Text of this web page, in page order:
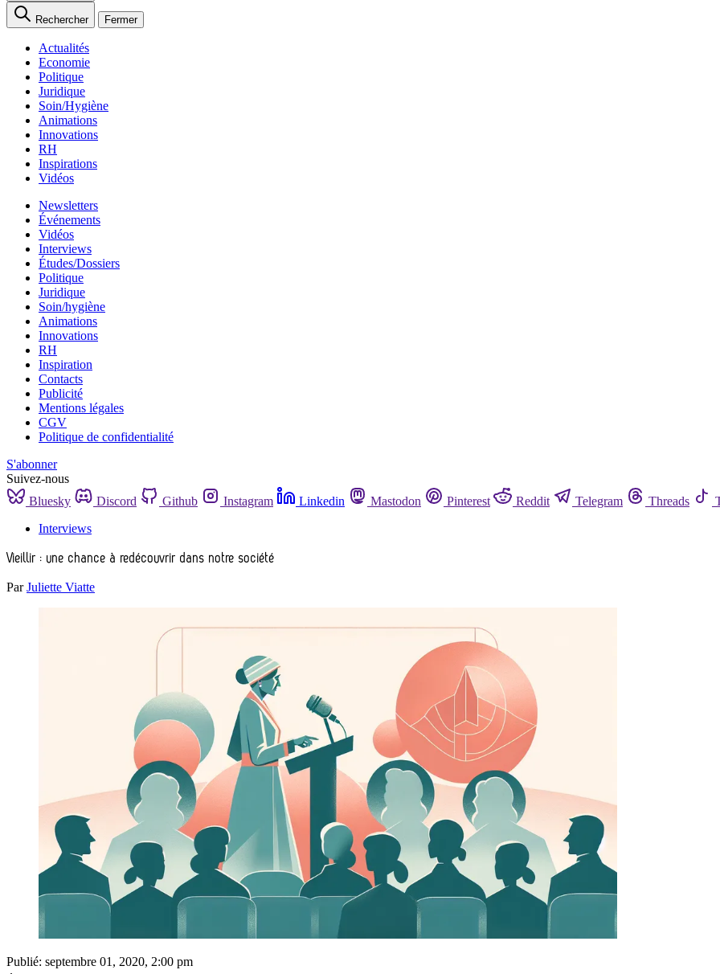
Rechercher Fermer
Actualités
Economie
Politique
Juridique
Soin/Hygiène
Animations
Innovations
RH
Inspirations
Vidéos
Newsletters
Événements
Vidéos
Interviews
Études/Dossiers
Politique
Juridique
Soin/hygiène
Animations
Innovations
RH
Inspiration
Contacts
Publicité
Mentions légales
CGV
Politique de confidentialité
S'abonner
Suivez-nous
Bluesky
Discord Github Instagram Linkedin Mastodon Pinterest Reddit Telegram Threads
Interviews
Vieillir : une chance à redécouvrir dans notre société
Par Juliette Viatte
Publié: septembre 01, 2020, 2:00 pm